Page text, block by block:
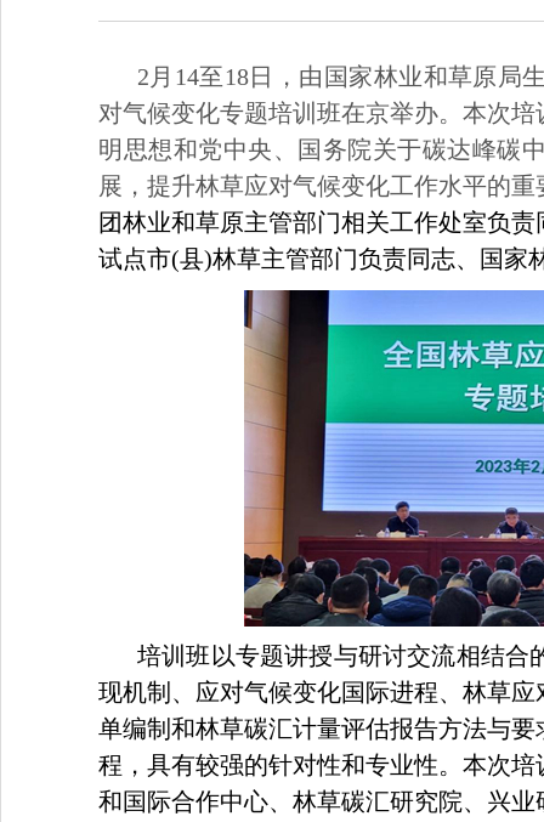
2月14至18日，由国家林业和草原局
对气候变化专题培训班在京举办。本次
明思想和党中央、国务院关于碳达峰碳
展，提升林草应对气候变化工作水平的重
团林业和草原主管部门相关工作处室负
试点市(县)林草主管部门负责同志、国家
培训班以专题讲授与研讨交流相结合
现机制、应对气候变化国际进程、林草
单编制和林草碳汇计量评估报告方法与
程，具有较强的针对性和专业性。本次
和国际合作中心、林草碳汇研究院、兴